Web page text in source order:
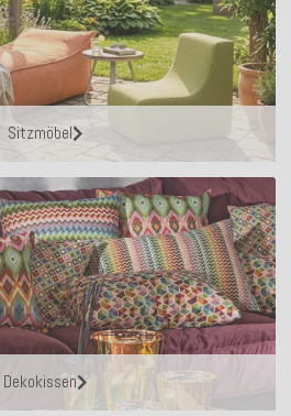
Sitzmöbel
Dekokissen